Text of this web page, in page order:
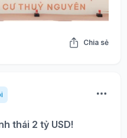
Chia sẻ
thái 2 tỷ USD!